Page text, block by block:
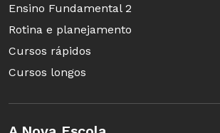
Ensino Fundamental 2
Rotina e planejamento
Cursos rápidos
Cursos longos